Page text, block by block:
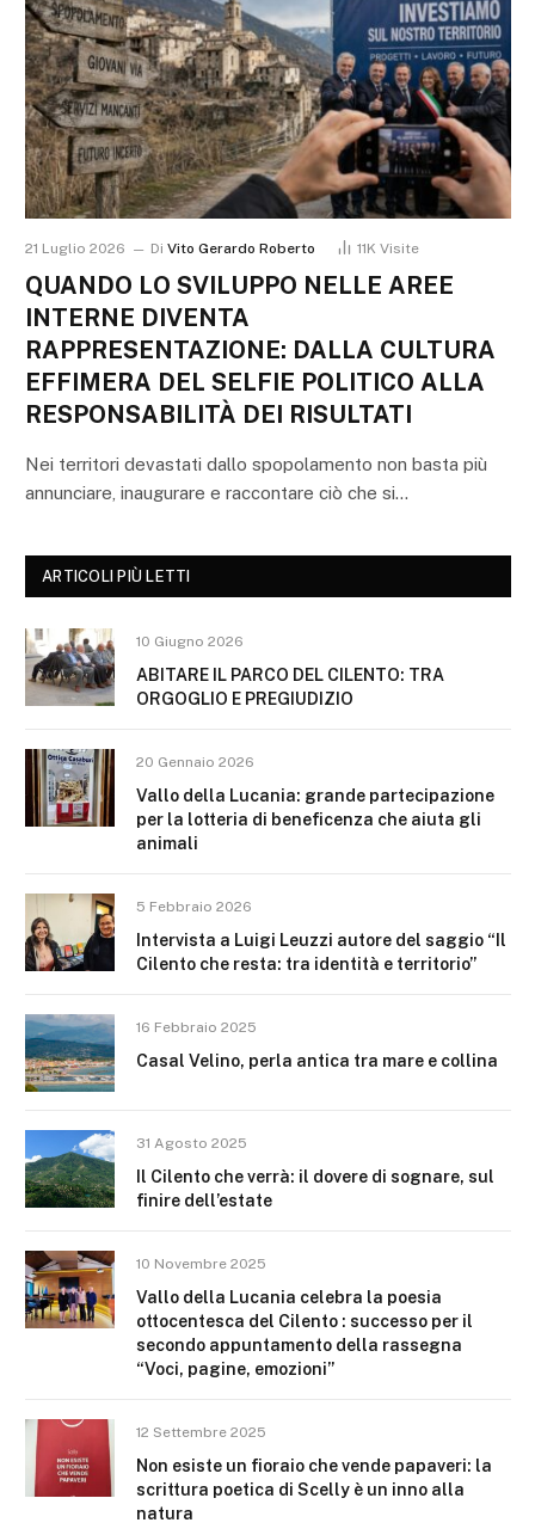
21 Luglio 2026 Di Vito Gerardo Roberto 11K Visite
QUANDO LO SVILUPPO NELLE AREE
INTERNE DIVENTA
RAPPRESENTAZIONE: DALLA CULTURA
EFFIMERA DEL SELFIE POLITICO ALLA
RESPONSABILITÀ DEI RISULTATI
Nei territori devastati dallo spopolamento non basta più
annunciare, inaugurare e raccontare ciò che si…
ARTICOLI PIÙ LETTI
10 Giugno 2026
ABITARE IL PARCO DEL CILENTO: TRA
ORGOGLIO E PREGIUDIZIO
20 Gennaio 2026
Vallo della Lucania: grande partecipazione
per la lotteria di beneficenza che aiuta gli
animali
5 Febbraio 2026
Intervista a Luigi Leuzzi autore del saggio “Il
Cilento che resta: tra identità e territorio”
16 Febbraio 2025
Casal Velino, perla antica tra mare e collina
31 Agosto 2025
Il Cilento che verrà: il dovere di sognare, sul
finire dell’estate
10 Novembre 2025
Vallo della Lucania celebra la poesia
ottocentesca del Cilento : successo per il
secondo appuntamento della rassegna
“Voci, pagine, emozioni”
12 Settembre 2025
Non esiste un fioraio che vende papaveri: la
scrittura poetica di Scelly è un inno alla
natura